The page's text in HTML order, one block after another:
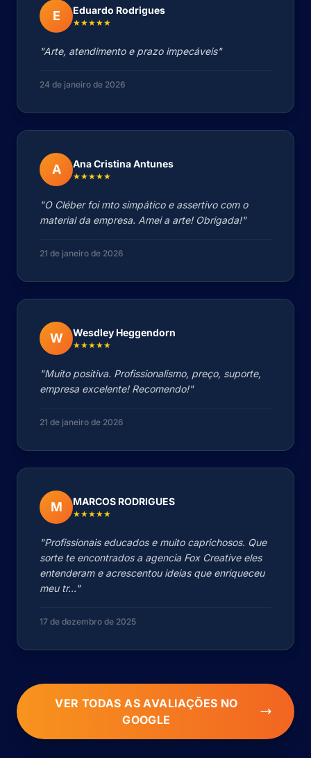
E Eduardo Rodrigues
★★★★★
"Arte, atendimento e prazo impecáveis"
24 de janeiro de 2026
A Ana Cristina Antunes
★★★★★
"O Cléber foi mto simpático e assertivo com o
material da empresa. Amei a arte! Obrigada!"
21 de janeiro de 2026
W Wesdley Heggendorn
★★★★★
"Muito positiva. Profissionalismo, preço, suporte,
empresa excelente! Recomendo!"
21 de janeiro de 2026
M MARCOS RODRIGUES
★★★★★
"Profissionais educados e muito caprichosos. Que
sorte te encontrados a agencia Fox Creative eles
entenderam e acrescentou ideias que enriqueceu
meu tr..."
17 de dezembro de 2025
VER TODAS AS AVALIAÇÕES NO
GOOGLE